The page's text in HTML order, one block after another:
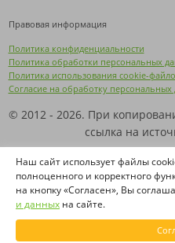
Наш сайт использует файлы
полноценного и корректного
на кнопку «Согласен», Вы
и данных на сайте.
Правовая информация
Политика конфиденциальности
Политика обработки персональных
Политика использования cookie-
Согласие на обработку персональных
© 2012 - 2026. При
ссылка на
Названия производителей,
используются на сайте
(справочных) целях. Все
наименования